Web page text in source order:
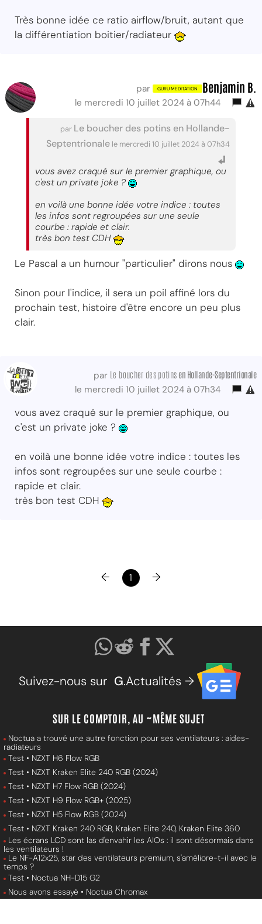
Très bonne idée ce ratio airflow/bruit, autant que
la différentiation boitier/radiateur
par Benjamin B.
le mercredi 10 juillet 2024 à 07h44
par Le boucher des potins en Hollande-
Septentrionale le mercredi 10 juillet 2024 à 07h34
vous avez craqué sur le premier graphique, ou
c'est un private joke ?
en voilà une bonne idée votre indice : toutes
les infos sont regroupées sur une seule
courbe : rapide et clair.
très bon test CDH
Le Pascal a un humour "particulier" dirons nous
Sinon pour l'indice, il sera un poil affiné lors du
prochain test, histoire d'être encore un peu plus
clair.
par Le boucher des potins en Hollande-Septentrionale
le mercredi 10 juillet 2024 à 07h34
vous avez craqué sur le premier graphique, ou
c'est un private joke ?
en voilà une bonne idée votre indice : toutes les
infos sont regroupées sur une seule courbe :
rapide et clair.
très bon test CDH
← 1 →
Suivez-nous sur G.Actualités →
SUR LE COMPTOIR, AU ~MÊME SUJET
Noctua a trouvé une autre fonction pour ses ventilateurs : aides-
radiateurs
Test • NZXT H6 Flow RGB
Test • NZXT Kraken Elite 240 RGB (2024)
Test • NZXT H7 Flow RGB (2024)
Test • NZXT H9 Flow RGB+ (2025)
Test • NZXT H5 Flow RGB (2024)
Test • NZXT Kraken 240 RGB, Kraken Elite 240, Kraken Elite 360
Les écrans LCD sont las d'envahir les AIOs : il sont désormais dans
les ventilateurs !
Le NF-A12x25, star des ventilateurs premium, s'améliore-t-il avec le
temps ?
Test • Noctua NH-D15 G2
Nous avons essayé • Noctua Chromax